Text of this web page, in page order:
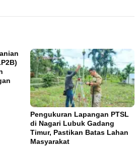
Pengukuran Lapangan PTSL
di Nagari Lubuk Gadang
Timur, Pastikan Batas Lahan
Masyarakat